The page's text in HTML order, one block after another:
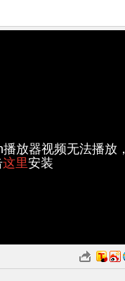
放器视频无法播放
这里安装